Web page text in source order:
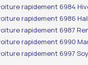
rapidement 6984
rapidement 6986
rapidement 6987
rapidement 6990
rapidement 6997 Soy